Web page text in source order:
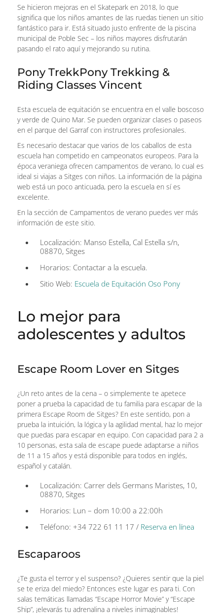
Se hicieron mejoras en el Skatepark en 2018, lo que
significa que los niños amantes de las ruedas tienen un sitio
fantástico para ir. Está situado justo enfrente de la piscina
municipal de Poble Sec – los niños mayores disfrutarán
pasando el rato aquí y mejorando su rutina.
Pony TrekkPony Trekking &
Riding Classes Vincent
Esta escuela de equitación se encuentra en el valle boscoso
y verde de Quino Mar. Se pueden organizar clases o paseos
en el parque del Garraf con instructores profesionales.
Es necesario destacar que varios de los caballos de esta
escuela han competido en campeonatos europeos. Para la
época veraniega ofrecen campamentos de verano, lo cual es
ideal si viajas a Sitges con niños. La información de la página
web está un poco anticuada, pero la escuela en sí es
excelente.
En la sección de Campamentos de verano puedes ver más
información de este sitio.
Localización: Manso Estella, Cal Estella s/n,
08870, Sitges
Horarios: Contactar a la escuela.
Sitio Web: Escuela de Equitación Oso Pony
Lo mejor para
adolescentes y adultos
Escape Room Lover en Sitges
¿Un reto antes de la cena – o simplemente te apetece
poner a prueba la capacidad de tu familia para escapar de la
primera Escape Room de Sitges? En este sentido, pon a
prueba la intuición, la lógica y la agilidad mental, haz lo mejor
que puedas para escapar en equipo. Con capacidad para 2 a
10 personas, esta sala de escape puede adaptarse a niños
de 11 a 15 años y está disponible para todos en inglés,
español y catalán.
Localización: Carrer dels Germans Maristes, 10,
08870, Sitges
Horarios: Lun – dom 10:00 a 22:00h
Teléfono: +34 722 61 11 17 / Reserva en línea
Escaparoos
¿Te gusta el terror y el suspenso? ¿Quieres sentir que la piel
se te eriza del miedo? Entonces este lugar es para ti. Con
salas temáticas llamadas “Escape Horror Movie” y “Escape
Ship”, ¡elevarás tu adrenalina a niveles inimaginables!